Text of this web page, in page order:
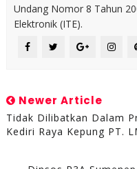
Undang Nomor 8 Tahun
Elektronik (ITE).
Newer Article
Tidak Dilibatkan Dalam
Kediri Raya Kepung PT.